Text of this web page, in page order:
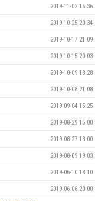
2019-11-02 16:36
2019-10-25 20:34
2019-10-17 21:09
2019-10-15 20:03
2019-10-09 18:28
2019-10-08 21:08
2019-09-04 15:25
2019-08-29 15:00
2019-08-27 18:00
2019-08-09 19:03
2019-06-10 18:10
2019-06-06 20:00